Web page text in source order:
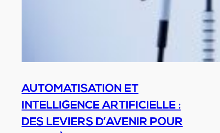
AUTOMATISATION ET
INTELLIGENCE ARTIFICIELLE :
DES LEVIERS D’AVENIR POUR